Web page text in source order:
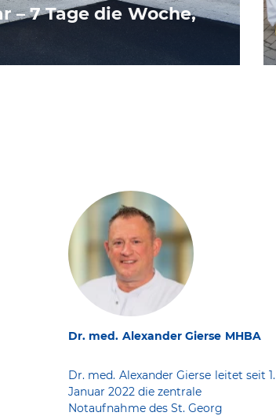
7 Tage die Woche,
Dr. med. Alexander Gierse MHBA
Dr. med. Alexander Gierse leitet seit 1.
Januar 2022 die zentrale
Notaufnahme des St. Georg